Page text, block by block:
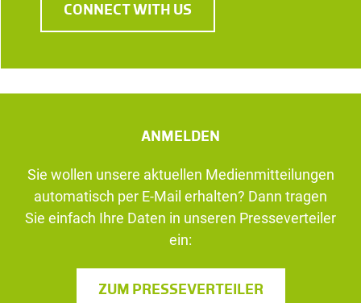
CONNECT WITH US
ANMELDEN
Sie wollen unsere aktuellen Medienmitteilungen
automatisch per E-Mail erhalten? Dann tragen
Sie einfach Ihre Daten in unseren Presseverteiler
ein:
ZUM PRESSEVERTEILER